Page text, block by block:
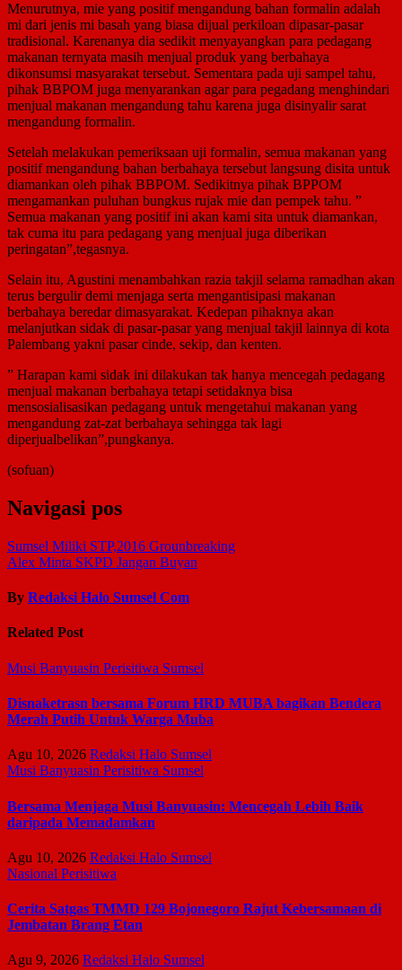
Menurutnya, mie yang positif mengandung bahan formalin adalah
mi dari jenis mi basah yang biasa dijual perkiloan dipasar-pasar
tradisional. Karenanya dia sedikit menyayangkan para pedagang
makanan ternyata masih menjual produk yang berbahaya
dikonsumsi masyarakat tersebut. Sementara pada uji sampel tahu,
pihak BBPOM juga menyarankan agar para pegadang menghindari
menjual makanan mengandung tahu karena juga disinyalir sarat
mengandung formalin.
Setelah melakukan pemeriksaan uji formalin, semua makanan yang
positif mengandung bahan berbahaya tersebut langsung disita untuk
diamankan oleh pihak BBPOM. Sedikitnya pihak BPPOM
mengamankan puluhan bungkus rujak mie dan pempek tahu. ”
Semua makanan yang positif ini akan kami sita untuk diamankan,
tak cuma itu para pedagang yang menjual juga diberikan
peringatan”,tegasnya.
Selain itu, Agustini menambahkan razia takjil selama ramadhan akan
terus bergulir demi menjaga serta mengantisipasi makanan
berbahaya beredar dimasyarakat. Kedepan pihaknya akan
melanjutkan sidak di pasar-pasar yang menjual takjil lainnya di kota
Palembang yakni pasar cinde, sekip, dan kenten.
” Harapan kami sidak ini dilakukan tak hanya mencegah pedagang
menjual makanan berbahaya tetapi setidaknya bisa
mensosialisasikan pedagang untuk mengetahui makanan yang
mengandung zat-zat berbahaya sehingga tak lagi
diperjualbelikan”,pungkanya.
(sofuan)
Navigasi pos
Sumsel Miliki STP,2016 Grounbreaking
Alex Minta SKPD Jangan Buyan
By Redaksi Halo Sumsel Com
Related Post
Musi Banyuasin Perisitiwa Sumsel
Disnaketrasn bersama Forum HRD MUBA bagikan Bendera
Merah Putih Untuk Warga Muba
Agu 10, 2026 Redaksi Halo Sumsel
Musi Banyuasin Perisitiwa Sumsel
Bersama Menjaga Musi Banyuasin: Mencegah Lebih Baik
daripada Memadamkan
Agu 10, 2026 Redaksi Halo Sumsel
Nasional Perisitiwa
Cerita Satgas TMMD 129 Bojonegoro Rajut Kebersamaan di
Jembatan Brang Etan
Agu 9, 2026 Redaksi Halo Sumsel